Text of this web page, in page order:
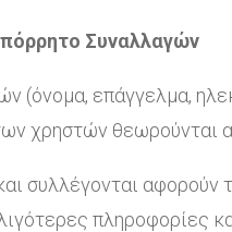
Συναλλαγών
(όνομα, επάγγελμα,
χρηστών θεωρούνται
συλλέγονται
πληροφορίες